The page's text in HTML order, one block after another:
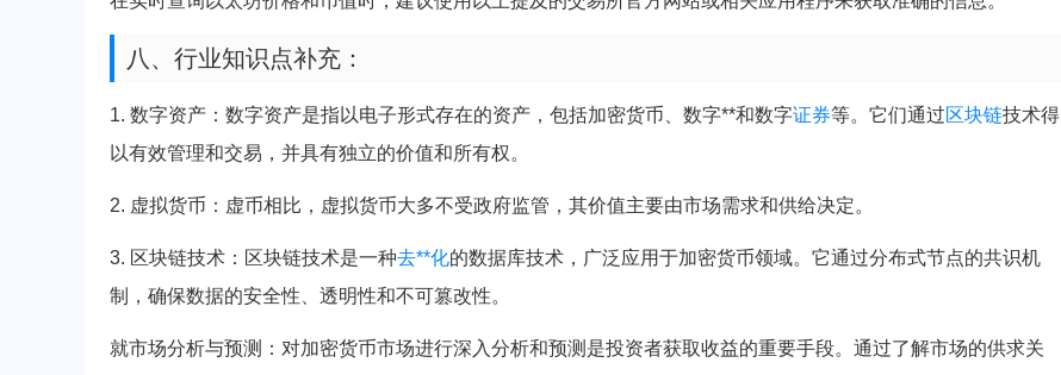
八、行业知识点补充：
1. 数字资产：数字资产是指以电子形式存在的资产，包括加密货币、数字**和数字证券等。它们通过区块链技术得
以有效管理和交易，并具有独立的价值和所有权。
2. 虚拟货币：虚币相比，虚拟货币大多不受政府监管，其价值主要由市场需求和供给决定。
3. 区块链技术：区块链技术是一种去**化的数据库技术，广泛应用于加密货币领域。它通过分布式节点的共识机
制，确保数据的安全性、透明性和不可篡改性。
就市场分析与预测：对加密货币市场进行深入分析和预测是投资者获取收益的重要手段。通过了解市场的供求关